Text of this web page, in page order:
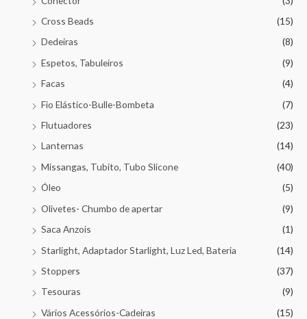
Cross Beads
(15)
Dedeiras
(8)
Espetos, Tabuleiros
(9)
Facas
(4)
Fio Elástico-Bulle-Bombeta
(7)
Flutuadores
(23)
Lanternas
(14)
Missangas, Tubito, Tubo Slicone
(40)
Óleo
(5)
Olivetes- Chumbo de apertar
(9)
Saca Anzois
(1)
Starlight, Adaptador Starlight, Luz Led, Bateria
(14)
Stoppers
(37)
Tesouras
(9)
Vários Acessórios-Cadeiras
(15)